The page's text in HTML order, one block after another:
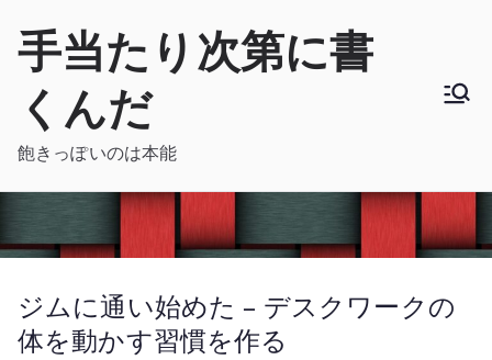
手当たり次第に書
くんだ
飽きっぽいのは本能
ジムに通い始めた – デスクワークの
体を動かす習慣を作る